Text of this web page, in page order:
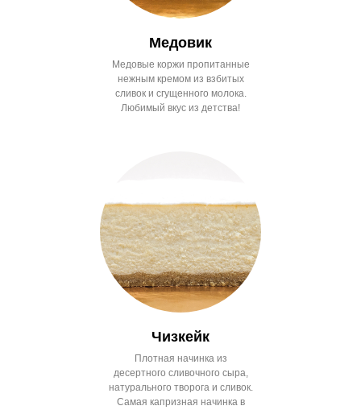
Медовик
Медовые коржи пропитанные
нежным кремом из взбитых
сливок и сгущенного молока.
Любимый вкус из детства!
Чизкейк
Плотная начинка из
десертного сливочного сыра,
натурального творога и сливок.
Самая капризная начинка в